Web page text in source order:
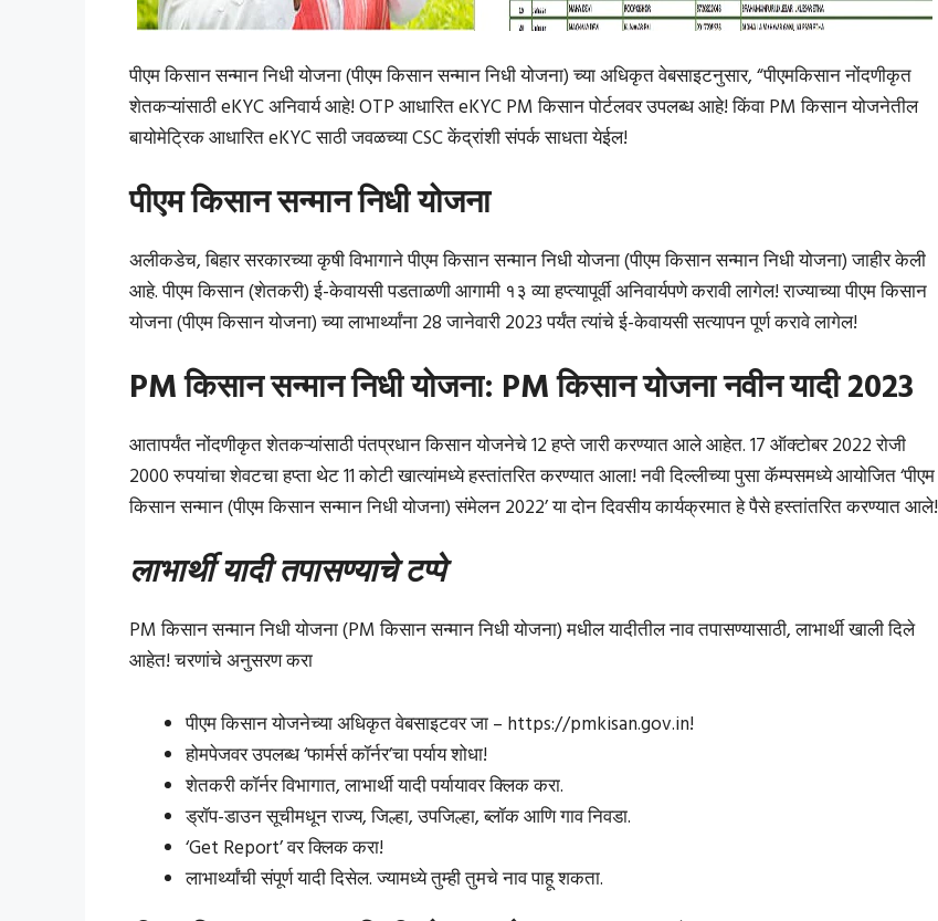
पीएम किसान सन्मान निधी योजना (पीएम किसान सन्मान निधी योजना) च्या अधिकृत वेबसाइटनुसार, “पीएमकिसान नोंदणीकृत
शेतकऱ्यांसाठी eKYC अनिवार्य आहे! OTP आधारित eKYC PM किसान पोर्टलवर उपलब्ध आहे! किंवा PM किसान योजनेतील
बायोमेट्रिक आधारित eKYC साठी जवळच्या CSC केंद्रांशी संपर्क साधता येईल!
पीएम किसान सन्मान निधी योजना
अलीकडेच, बिहार सरकारच्या कृषी विभागाने पीएम किसान सन्मान निधी योजना (पीएम किसान सन्मान निधी योजना) जाहीर केली
आहे. पीएम किसान (शेतकरी) ई-केवायसी पडताळणी आगामी १३ व्या हप्त्यापूर्वी अनिवार्यपणे करावी लागेल! राज्याच्या पीएम किसान
योजना (पीएम किसान योजना) च्या लाभार्थ्यांना 28 जानेवारी 2023 पर्यंत त्यांचे ई-केवायसी सत्यापन पूर्ण करावे लागेल!
PM किसान सन्मान निधी योजना: PM किसान योजना नवीन यादी 2023
आतापर्यंत नोंदणीकृत शेतकऱ्यांसाठी पंतप्रधान किसान योजनेचे 12 हप्ते जारी करण्यात आले आहेत. 17 ऑक्टोबर 2022 रोजी
2000 रुपयांचा शेवटचा हप्ता थेट 11 कोटी खात्यांमध्ये हस्तांतरित करण्यात आला! नवी दिल्लीच्या पुसा कॅम्पसमध्ये आयोजित ‘पीएम
किसान सन्मान (पीएम किसान सन्मान निधी योजना) संमेलन 2022’ या दोन दिवसीय कार्यक्रमात हे पैसे हस्तांतरित करण्यात आले!
लाभार्थी यादी तपासण्याचे टप्पे
PM किसान सन्मान निधी योजना (PM किसान सन्मान निधी योजना) मधील यादीतील नाव तपासण्यासाठी, लाभार्थी खाली दिले
आहेत! चरणांचे अनुसरण करा
पीएम किसान योजनेच्या अधिकृत वेबसाइटवर जा – https://pmkisan.gov.in!
होमपेजवर उपलब्ध ‘फार्मर्स कॉर्नर’चा पर्याय शोधा!
शेतकरी कॉर्नर विभागात, लाभार्थी यादी पर्यायावर क्लिक करा.
ड्रॉप-डाउन सूचीमधून राज्य, जिल्हा, उपजिल्हा, ब्लॉक आणि गाव निवडा.
‘Get Report’ वर क्लिक करा!
लाभार्थ्यांची संपूर्ण यादी दिसेल. ज्यामध्ये तुम्ही तुमचे नाव पाहू शकता.